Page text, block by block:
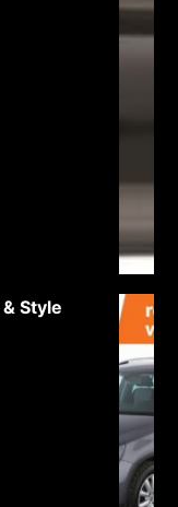
Style